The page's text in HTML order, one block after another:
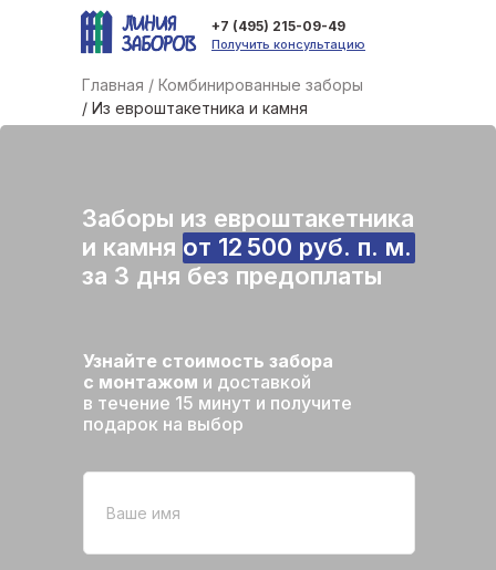
Получить консультацию
+7 (495) 215-09-49
Заборы из евроштакетника
и камня от 12 500 руб. п. м.
за 3 дня без предоплаты
Узнайте стоимость забора
с монтажом и доставкой
в течение 15 минут и получите
подарок на выбор
Главная / Комбинированные заборы
/ Из евроштакетника и камня